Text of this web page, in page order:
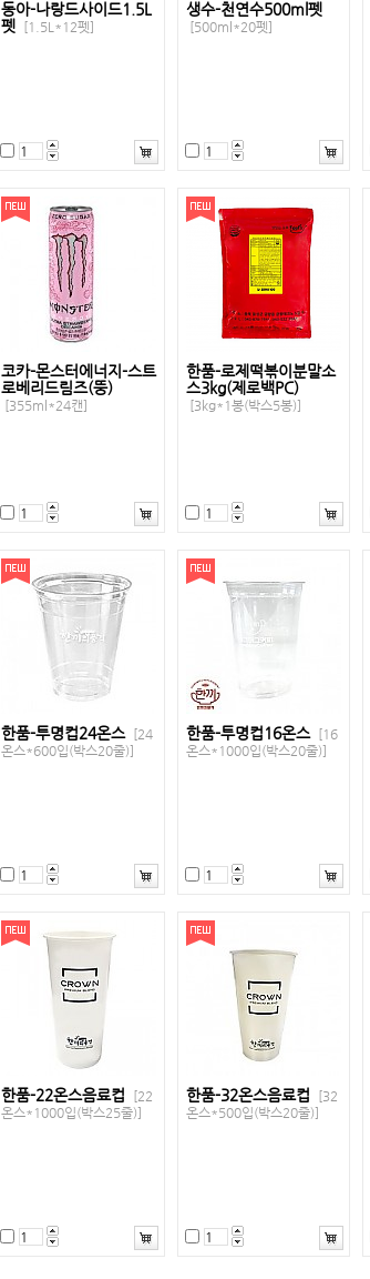
동아-나랑드사이드1.5L
펫
[1.5L*12펫]
생수-천연수500ml펫
[500ml*20펫]
코카-몬스터에너지-스트
로베리드림즈(뚱)
[355ml*24캔]
한품-로제떡볶이분말소
스3kg(제로백PC)
[3kg*1봉(박스5봉)]
한품-투명컵24온스 [24
온스*600입(박스20줄)]
한품-투명컵16온스 [16
온스*1000입(박스20줄)]
한품-22온스음료컵
[22
온스*1000입(박스25줄)]
한품-32온스음료컵
[32
온스*500입(박스20줄)]